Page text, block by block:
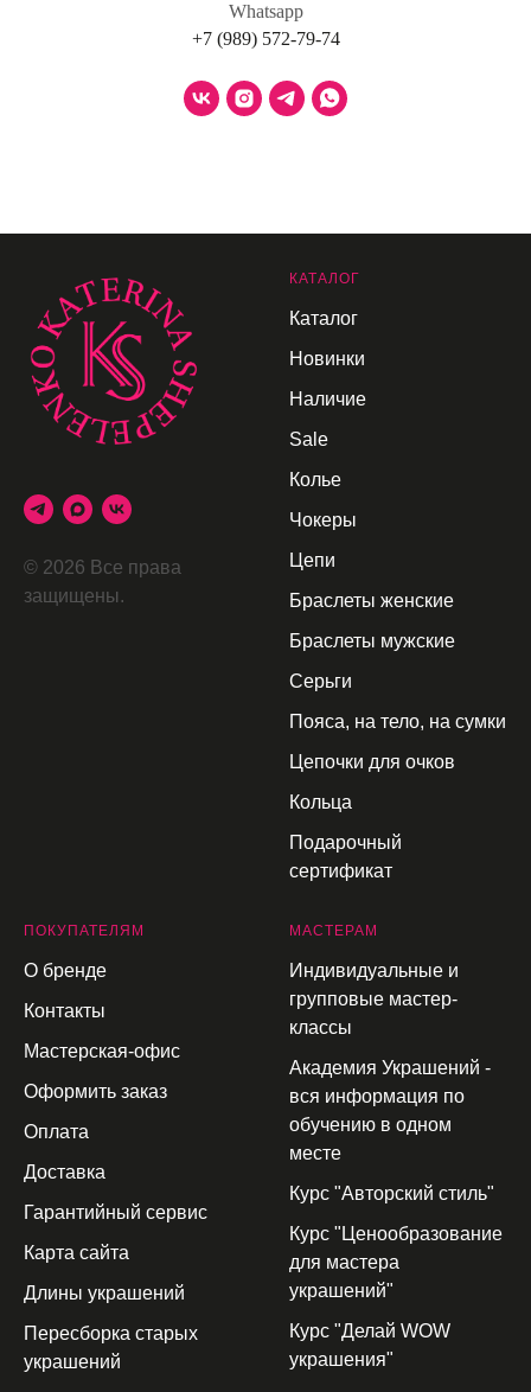
Whatsapp
+7 (989) 572-79-74
© 2026 Все права
защищены.
КАТАЛОГ
Каталог
Новинки
Наличие
Sale
Колье
Чокеры
Цепи
Браслеты женские
Браслеты мужские
Серьги
Пояса, на тело, на сумки
Цепочки для очков
Кольца
Подарочный
сертификат
П ОКУПАТЕЛЯМ
О бренде
Контакты
Мастерская-офис
Оформить заказ
Оплата
Доставка
Гарантийный сервис
Карта сайта
Длины украшений
Пересборка старых
украшений
МАСТЕРАМ
Индивидуальные и
групповые мастер-
классы
Академия Украшений -
вся информация по
обучению в одном
месте
Курс "Авторский стиль"
Курс "Ценообразование
для мастера
украшений"
Курс "Делай WOW
украшения"